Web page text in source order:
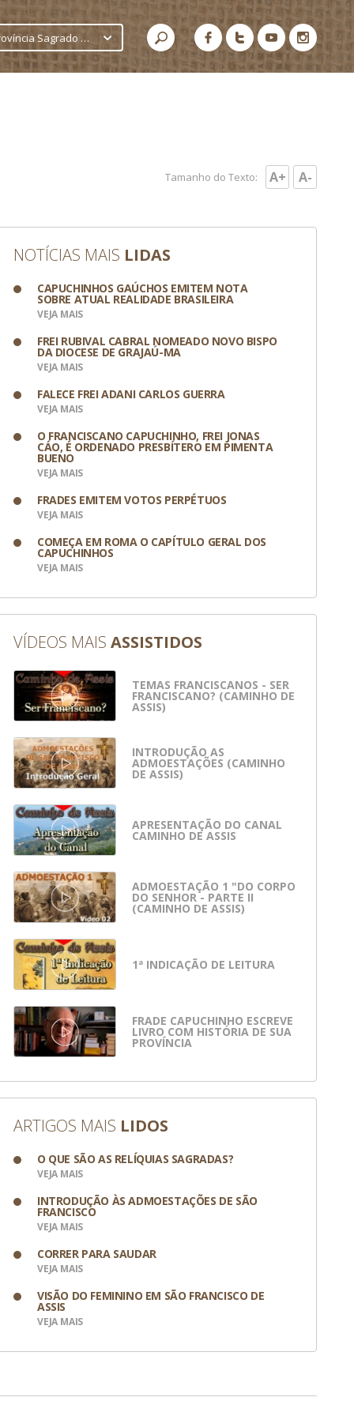
Província Sagrado Coração de Jesus
Tamanho do Texto: A+ A-
NOTÍCIAS MAIS LIDAS
CAPUCHINHOS GAÚCHOS EMITEM NOTA
SOBRE ATUAL REALIDADE BRASILEIRA
VEJA MAIS
FREI RUBIVAL CABRAL NOMEADO NOVO BISPO
DA DIOCESE DE GRAJAÚ-MA
VEJA MAIS
FALECE FREI ADANI CARLOS GUERRA
VEJA MAIS
O FRANCISCANO CAPUCHINHO, FREI JONAS
CÁO, É ORDENADO PRESBÍTERO EM PIMENTA
BUENO
VEJA MAIS
FRADES EMITEM VOTOS PERPÉTUOS
VEJA MAIS
COMEÇA EM ROMA O CAPÍTULO GERAL DOS
CAPUCHINHOS
VEJA MAIS
VÍDEOS MAIS ASSISTIDOS
TEMAS FRANCISCANOS - SER
FRANCISCANO? (CAMINHO DE
ASSIS)
INTRODUÇÃO AS
ADMOESTAÇÕES (CAMINHO
DE ASSIS)
APRESENTAÇÃO DO CANAL
CAMINHO DE ASSIS
ADMOESTAÇÃO 1 "DO CORPO
DO SENHOR - PARTE II
(CAMINHO DE ASSIS)
1ª INDICAÇÃO DE LEITURA
FRADE CAPUCHINHO ESCREVE
LIVRO COM HISTÓRIA DE SUA
PROVÍNCIA
ARTIGOS MAIS LIDOS
O QUE SÃO AS RELÍQUIAS SAGRADAS?
VEJA MAIS
INTRODUÇÃO ÀS ADMOESTAÇÕES DE SÃO
FRANCISCO
VEJA MAIS
CORRER PARA SAUDAR
VEJA MAIS
VISÃO DO FEMININO EM SÃO FRANCISCO DE
ASSIS
VEJA MAIS